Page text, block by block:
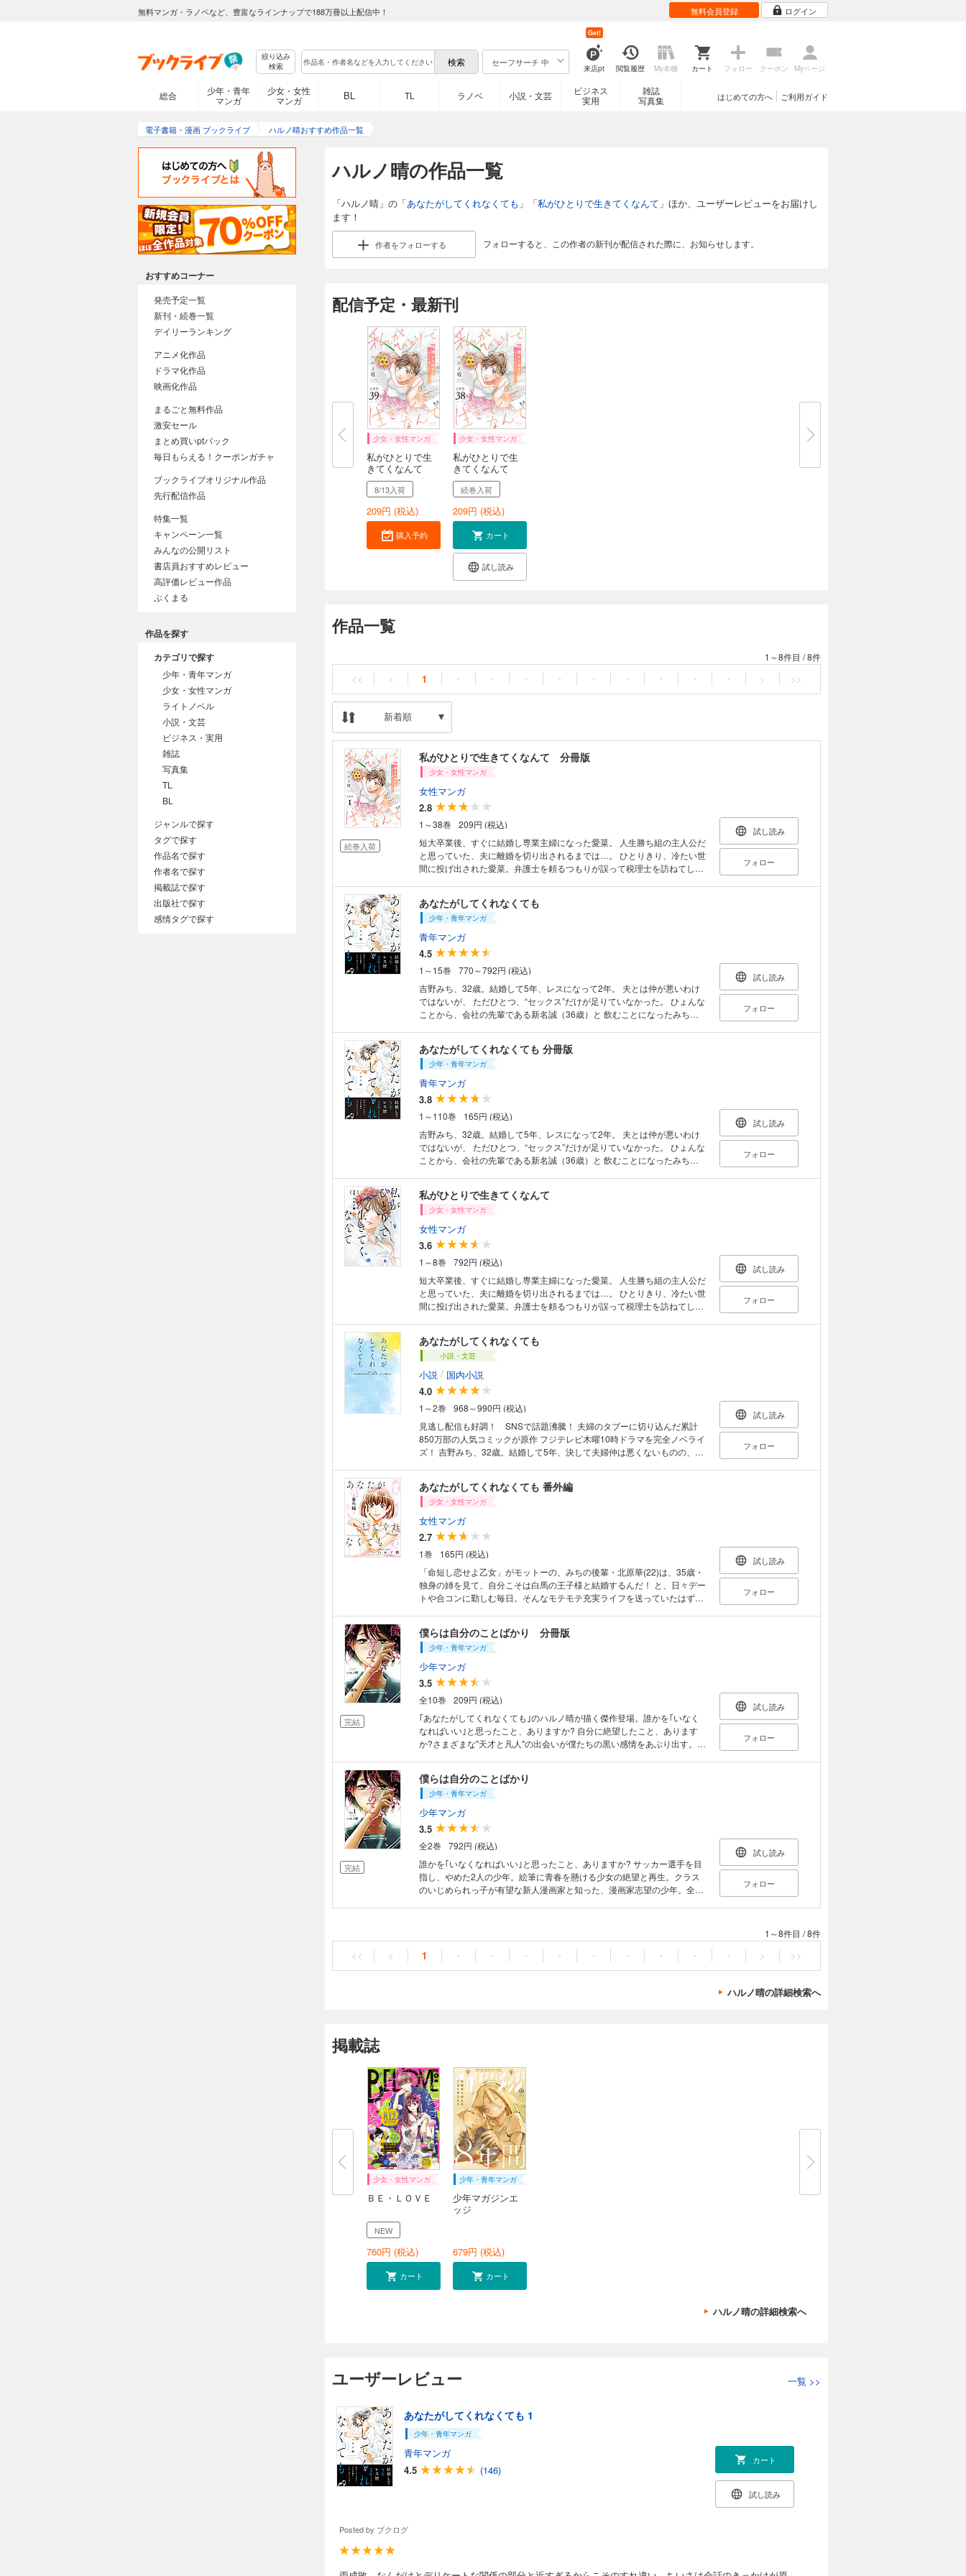
無料マンガ・ラノベなど、豊富なラインナップで188万冊以上配信中！ 無料会員登録 ログイン
絞り込み
検索
セーフサーチ 中
来店pt
Get!
閲覧履歴 My本棚 カート フォロー クーポン Myページ
総合
少年・青年
マンガ
少女・女性
マンガ
BL TL ラノベ 小説・文芸
ビジネス
実用
雑誌
写真集
ご利用ガイド
はじめての方へ
電子書籍・漫画 ブックライブ ハルノ晴おすすめ作品一覧
ハルノ晴の作品一覧
「ハルノ晴」の「あなたがしてくれなくても 」「私がひとりで生きてくなんて 」ほか、ユーザーレビューをお届けし
ます！
作者をフォローする フォローすると、この作者の新刊が配信された際に、お知らせします。
配信予定・最新刊
少女・女性マンガ
私がひとりで生
きてくなんて
分...
8/13入荷
209円 (税込)
購入予約
少女・女性マンガ
私がひとりで生
きてくなんて
分...
続巻入荷
209円 (税込)
カート
試し読み
作品一覧
1～8件目 /8件
<< < 1 ・ ・ ・ ・ ・ ・ ・ ・ ・ > >>
新着順
続巻入荷
私がひとりで生きてくなんて 分冊版
少女・女性マンガ
女性マンガ
2.8
1～38巻
209円 (税込)
短大卒業後、すぐに結婚し専業主婦になった愛菜。 人生勝ち組の主人公だ
と思っていた、夫に離婚を切り出されるまでは…。 ひとりきり、冷たい世
間に投げ出された愛菜。弁護士を頼るつもりが誤って税理士を訪ねてしま
やり直しストーリー！！
試し読み
フォロー
あなたがしてくれなくても
少年・青年マンガ
青年マンガ
4.5
1～15巻
770～792円 (税込)
吉野みち、32歳。結婚して5年、レスになって2年。 夫とは仲が悪いわけ
ではないが、 ただひとつ、“セックス”だけが足りていなかった。 ひょんな
ことから、会社の先輩である新名誠（36歳）と 飲むことになったみち
――…。
試し読み
フォロー
あなたがしてくれなくても 分冊版
少年・青年マンガ
青年マンガ
3.8
1～110巻
165円 (税込)
吉野みち、32歳。結婚して5年、レスになって2年。 夫とは仲が悪いわけ
ではないが、 ただひとつ、“セックス”だけが足りていなかった。 ひょんな
ことから、会社の先輩である新名誠（36歳）と 飲むことになったみち
――…。
試し読み
フォロー
私がひとりで生きてくなんて
少女・女性マンガ
女性マンガ
3.6
1～8巻
792円 (税込)
短大卒業後、すぐに結婚し専業主婦になった愛菜。 人生勝ち組の主人公だ
と思っていた、夫に離婚を切り出されるまでは…。 ひとりきり、冷たい世
間に投げ出された愛菜。弁護士を頼るつもりが誤って税理士を訪ねてしま
やり直しストーリー！！
試し読み
フォロー
あなたがしてくれなくても
小説・文芸
小説 / 国内小説
4.0
1～2巻
968～990円 (税込)
見逃し配信も好調！ SNSで話題沸騰！ 夫婦のタブーに切り込んだ累計
850万部の人気コミックが原作 フジテレビ木曜10時ドラマを完全ノベライ
ズ！ 吉野みち、32歳。結婚して5年、決して夫婦仲は悪くないものの、た
からこそ求め合いたい。そう願う妻と、「一緒にいて楽しいし、夫婦はそ
れだけじゃない」と言う夫。すれ違う心に苦しむみちは、同じ会社の先
輩・新名誠に酔った勢いで悩みを打ち明けてしまう。みちの告白を聞いた
新名から返ってきたのは、意外な言葉。「うちも、レスなんだ……」。愛
を求めてさまよう30代男女の危ういラブアフェアが幕を開ける！
試し読み
フォロー
あなたがしてくれなくても 番外編
少女・女性マンガ
女性マンガ
2.7
1巻
165円 (税込)
「命短し恋せよ乙女」がモットーの、みちの後輩・北原華(22)は、35歳・
独身の姉を見て、自分こそは白馬の王子様と結婚するんだ！ と、日々デー
トや合コンに勤しむ毎日。そんなモテモテ充実ライフを送っていたはずだ
さる言葉が盛りだくさんです！
試し読み
フォロー
完結
僕らは自分のことばかり 分冊版
少年・青年マンガ
少年マンガ
3.5
全10巻
209円 (税込)
｢あなたがしてくれなくても｣のハルノ晴が描く傑作登場。誰かを｢いなく
なればいい｣と思ったこと、ありますか? 自分に絶望したこと、あります
か?さまざまな"天才と凡人"の出会いが僕たちの黒い感情をあぶり出す。切
試し読み
フォロー
完結
僕らは自分のことばかり
少年・青年マンガ
少年マンガ
3.5
全2巻
792円 (税込)
誰かを｢いなくなればいい｣と思ったこと、ありますか? サッカー選手を目
指し、やめた2人の少年。絵筆に青春を懸ける少女の絶望と再生。クラス
のいじめられっ子が有望な新人漫画家と知った、漫画家志望の少年。全て
試し読み
フォロー
1～8件目 /8件
<< < 1 ・ ・ ・ ・ ・ ・ ・ ・ ・ > >>
ハルノ晴の詳細検索へ
掲載誌
少女・女性マンガ
ＢＥ・ＬＯＶＥ
NEW
760円 (税込)
カート
少年・青年マンガ
少年マガジンエ
ッジ
679円 (税込)
カート
ハルノ晴の詳細検索へ
ユーザーレビュー 一覧 >>
あなたがしてくれなくても 1
少年・青年マンガ
青年マンガ
4.5
(146)
カート
試し読み
Posted by ブクログ
おすすめコーナー
発売予定一覧
新刊・続巻一覧
デイリーランキング
アニメ化作品
ドラマ化作品
映画化作品
まるごと無料作品
激安セール
まとめ買いptバック
毎日もらえる！クーポンガチャ
ブックライブオリジナル作品
先行配信作品
特集一覧
キャンペーン一覧
みんなの公開リスト
書店員おすすめレビュー
高評価レビュー作品
ぶくまる
作品を探す
カテゴリで探す
少年・青年マンガ
少女・女性マンガ
ライトノベル
小説・文芸
ビジネス・実用
雑誌
写真集
TL
BL
ジャンルで探す
タグで探す
作品名で探す
作者名で探す
掲載誌で探す
出版社で探す
感情タグで探す